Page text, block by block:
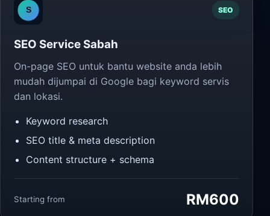
SEO
SEO Service Sabah
On-page SEO untuk bantu website anda lebih
mudah dijumpai di Google bagi keyword servis
dan lokasi.
Keyword research
SEO title & meta description
Content structure + schema
Starting from RM600